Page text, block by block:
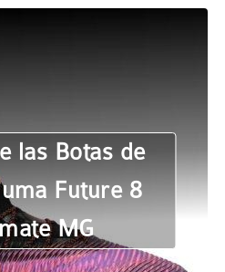
las Botas de
Future 8
MG